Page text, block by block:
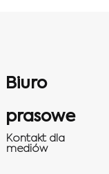
Biuro
prasowe
Kontakt dla
mediów